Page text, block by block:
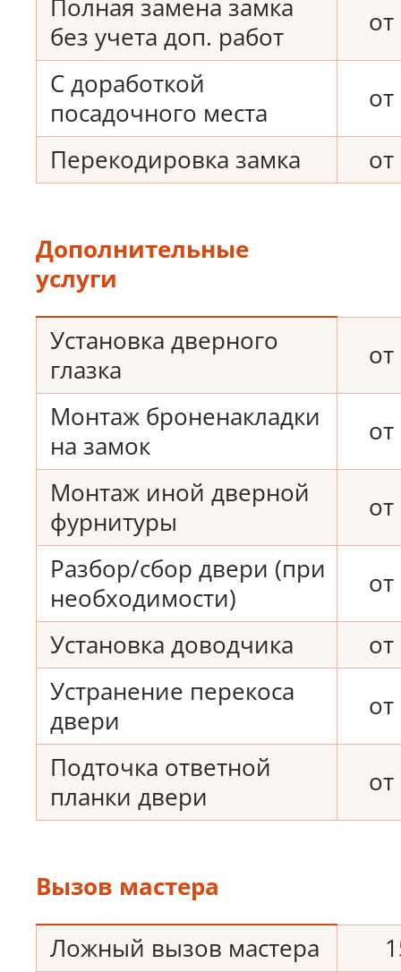
Полная замена замка
без учета доп. работ
С доработкой
посадочного места
Перекодировка замка
Дополнительные
услуги
Установка дверного
глазка
Монтаж броненакладки
на замок
Монтаж иной дверной
фурнитуры
Разбор/сбор двери (при
необходимости)
Установка доводчика
Устранение перекоса
двери
Подточка ответной
планки двери
Вызов мастера
Ложный вызов мастера